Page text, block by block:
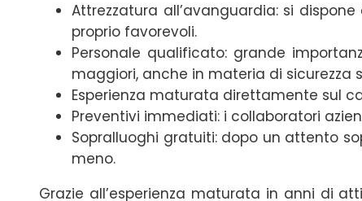
Attrezzatura all’avanguardia: si
proprio favorevoli.
Personale qualificato: grande
maggiori, anche in materia di sicurezza
Esperienza maturata direttamente sul
Preventivi immediati: i collaboratori
Sopralluoghi gratuiti: dopo un attento
meno.
Grazie all’esperienza maturata in anni di